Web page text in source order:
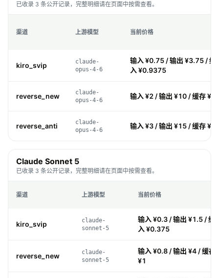
已收录 3 条公开记录，完整明细请在页面中按需查看。
渠道 上游模型 当前价格
kiro_svip
claude-
opus-4-6
输入 ¥0.75 / 输出 ¥3.75 / 缓
入 ¥0.9375
reverse_new
claude-
opus-4-6
输入 ¥2 / 输出 ¥10 / 缓存
reverse_anti
claude-
opus-4-6
输入 ¥3 / 输出 ¥15 / 缓存
Claude Sonnet 5
已收录 3 条公开记录，完整明细请在页面中按需查看。
渠道 上游模型 当前价格
kiro_svip
claude-
sonnet-5
输入 ¥0.3 / 输出 ¥1.5 / 缓
入 ¥0.375
reverse_new
claude-
sonnet-5
输入 ¥0.8 / 输出 ¥4 / 缓存
¥1